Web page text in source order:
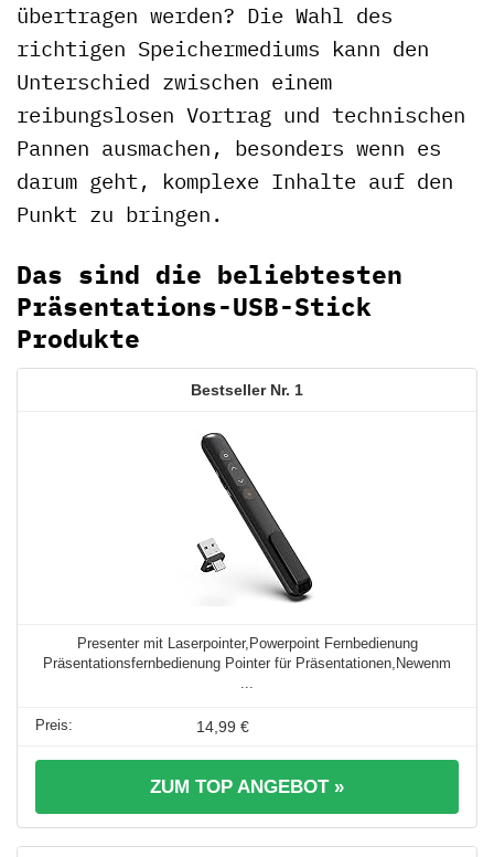
übertragen werden? Die Wahl des
richtigen Speichermediums kann den
Unterschied zwischen einem
reibungslosen Vortrag und technischen
Pannen ausmachen, besonders wenn es
darum geht, komplexe Inhalte auf den
Punkt zu bringen.
Das sind die beliebtesten
Präsentations-USB-Stick
Produkte
1
Presenter mit Laserpointer,Powerpoint Fernbedienung
Präsentationsfernbedienung Pointer für Präsentationen,Newenm
14,99 €
ZUM TOP ANGEBOT »